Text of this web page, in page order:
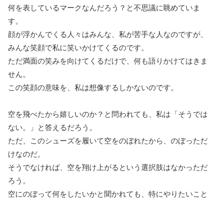
何を表しているマークなんだろう？と不思議に眺めていま
す。
顔が浮かんでくる人々はみんな、私が苦手な人なのですが、
みんな笑顔で私に笑いかけてくるのです。
ただ満面の笑みを向けてくるだけで、何も語りかけてはきま
せん。
この笑顔の意味を、私は想像するしかないのです。
空を飛べたから嬉しいのか？と問われても、私は「そうでは
ない。」と答えるだろう。
ただ、このシューズを履いて空をのぼれたから、のぼっただ
けなのだ。
そうでなければ、空を翔け上がるという選択肢はなかっただ
ろう。
空にのぼって何をしたいかと聞かれても、特にやりたいこと